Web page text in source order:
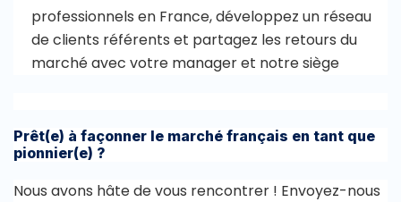
professionnels en France, développez un réseau
de clients référents et partagez les retours du
marché avec votre manager et notre siège
Prêt(e) à façonner le marché français en tant que
pionnier(e) ?
Nous avons hâte de vous rencontrer ! Envoyez-nous